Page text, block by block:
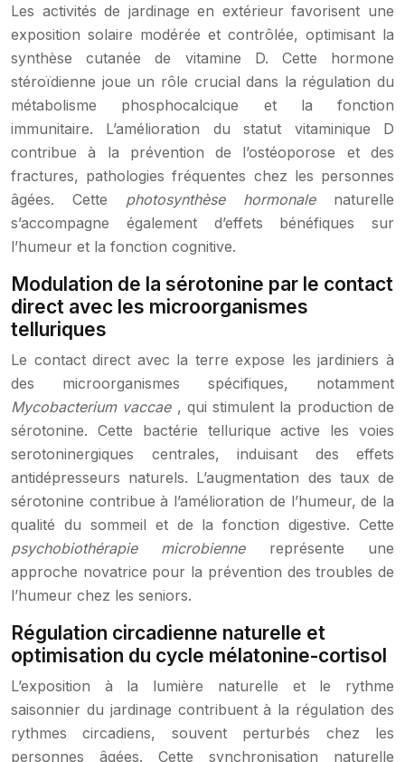
Les activités de jardinage en extérieur favorisent une
exposition solaire modérée et contrôlée, optimisant la
synthèse cutanée de vitamine D. Cette hormone
stéroïdienne joue un rôle crucial dans la régulation du
métabolisme phosphocalcique et la fonction
immunitaire. L’amélioration du statut vitaminique D
contribue à la prévention de l’ostéoporose et des
fractures, pathologies fréquentes chez les personnes
âgées. Cette photosynthèse hormonale naturelle
s’accompagne également d’effets bénéfiques sur
l’humeur et la fonction cognitive.
Modulation de la sérotonine par le contact
direct avec les microorganismes
telluriques
Le contact direct avec la terre expose les jardiniers à
des microorganismes spécifiques, notamment
Mycobacterium vaccae , qui stimulent la production de
sérotonine. Cette bactérie tellurique active les voies
serotoninergiques centrales, induisant des effets
antidépresseurs naturels. L’augmentation des taux de
sérotonine contribue à l’amélioration de l’humeur, de la
qualité du sommeil et de la fonction digestive. Cette
psychobiothérapie microbienne représente une
approche novatrice pour la prévention des troubles de
l’humeur chez les seniors.
Régulation circadienne naturelle et
optimisation du cycle mélatonine-cortisol
L’exposition à la lumière naturelle et le rythme
saisonnier du jardinage contribuent à la régulation des
rythmes circadiens, souvent perturbés chez les
personnes âgées. Cette synchronisation naturelle